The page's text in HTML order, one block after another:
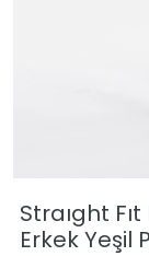
Straıght
Erkek Yeşil